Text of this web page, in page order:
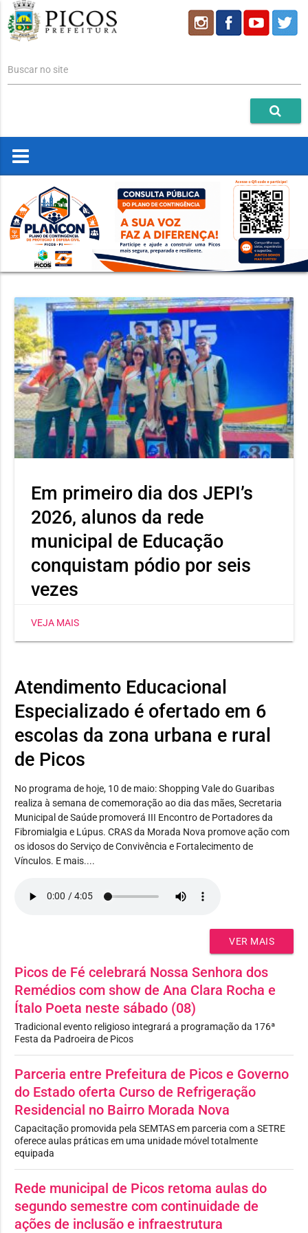
Buscar no site
Em primeiro dia dos JEPI’s
2026, alunos da rede
municipal de Educação
conquistam pódio por seis
vezes
Heli Nunes, já conquistou três medalhas, sendo dois
ouros e uma prata. Já a estudante Maria Jhulya
de disco.
VEJA MAIS
Atendimento Educacional
Especializado é ofertado em 6
escolas da zona urbana e rural
de Picos
No programa de hoje, 10 de maio: Shopping Vale do Guaribas
realiza à semana de comemoração ao dia das mães, Secretaria
Municipal de Saúde promoverá III Encontro de Portadores da
Fibromialgia e Lúpus. CRAS da Morada Nova promove ação com
os idosos do Serviço de Convivência e Fortalecimento de
Vínculos. E mais....
VER MAIS
Picos de Fé celebrará Nossa Senhora dos
Remédios com show de Ana Clara Rocha e
Ítalo Poeta neste sábado (08)
Tradicional evento religioso integrará a programação da 176ª
Festa da Padroeira de Picos
Parceria entre Prefeitura de Picos e Governo
do Estado oferta Curso de Refrigeração
Residencial no Bairro Morada Nova
Capacitação promovida pela SEMTAS em parceria com a SETRE
oferece aulas práticas em uma unidade móvel totalmente
equipada
Rede municipal de Picos retoma aulas do
segundo semestre com continuidade de
ações de inclusão e infraestrutura